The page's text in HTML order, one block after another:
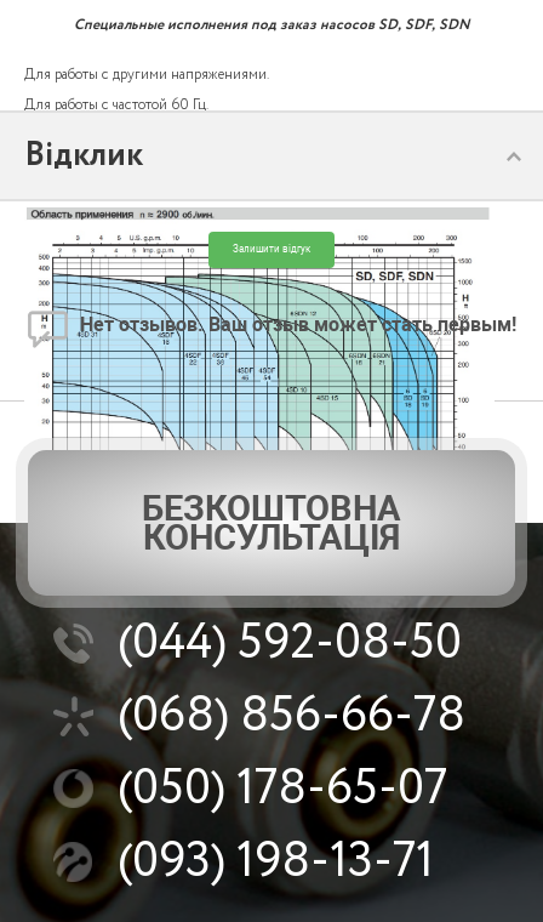
Специальные исполнения под заказ насосов SD, SDF, SDN
Для работы с другими напряжениями.
Для работы с частотой 60 Гц.
Двигатель FK.
Відклик
Залишити відгук
Нет отзывов. Ваш отзыв может стать первым!
БЕЗКОШТОВНА
КОНСУЛЬТАЦІЯ
(044)592-08-50
(068) 856-66-78
(050)178-65-07
(093)198-13-71